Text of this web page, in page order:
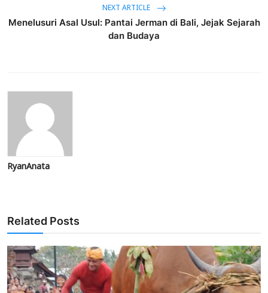
NEXT ARTICLE
Menelusuri Asal Usul: Pantai Jerman di Bali, Jejak Sejarah
dan Budaya
RyanAnata
Related Posts